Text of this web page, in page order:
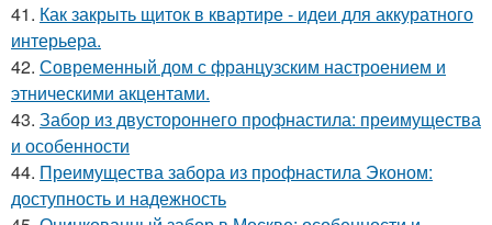
41. Как закрыть щиток в квартире - идеи для аккуратного
интерьера.
42. Современный дом с французским настроением и
этническими акцентами.
43. Забор из двустороннего профнастила: преимущества
и особенности
44. Преимущества забора из профнастила Эконом:
доступность и надежность